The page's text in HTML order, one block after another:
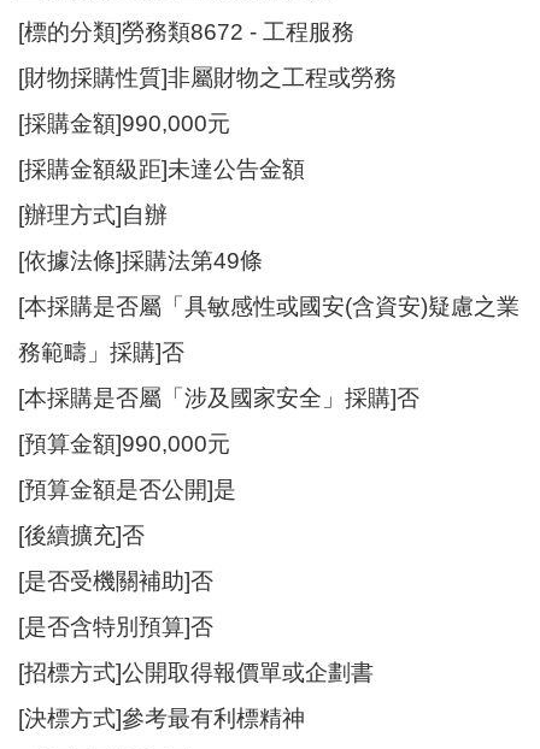
訊
錄
相
關
資
料
回
頁
網
站
覽
市
政
箱
常
見
題
[標的分類]勞務類8672 - 工程服務
[財物採購性質]非屬財物之工程或勞務
[採購金額]990,000元
[採購金額級距]未達公告金額
[辦理方式]自辦
[依據法條]採購法第49條
[本採購是否屬「具敏感性或國安(含資安)疑慮之業
務範疇」採購]否
[本採購是否屬「涉及國家安全」採購]否
[預算金額]990,000元
[預算金額是否公開]是
[後續擴充]否
[是否受機關補助]否
[是否含特別預算]否
[招標方式]公開取得報價單或企劃書
[決標方式]參考最有利標精神